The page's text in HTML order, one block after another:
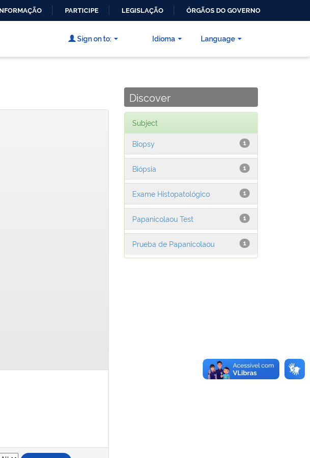
PARTICIPE LEGISLAÇÃO ÓRGÃOS DO GOVERNO
Language
Sign on to: Idioma
Discover
Subject
1
Biopsy
1
Biópsia
1
Exame Histopatológico
1
Papanicolaou Test
1
Prueba de Papanicolaou